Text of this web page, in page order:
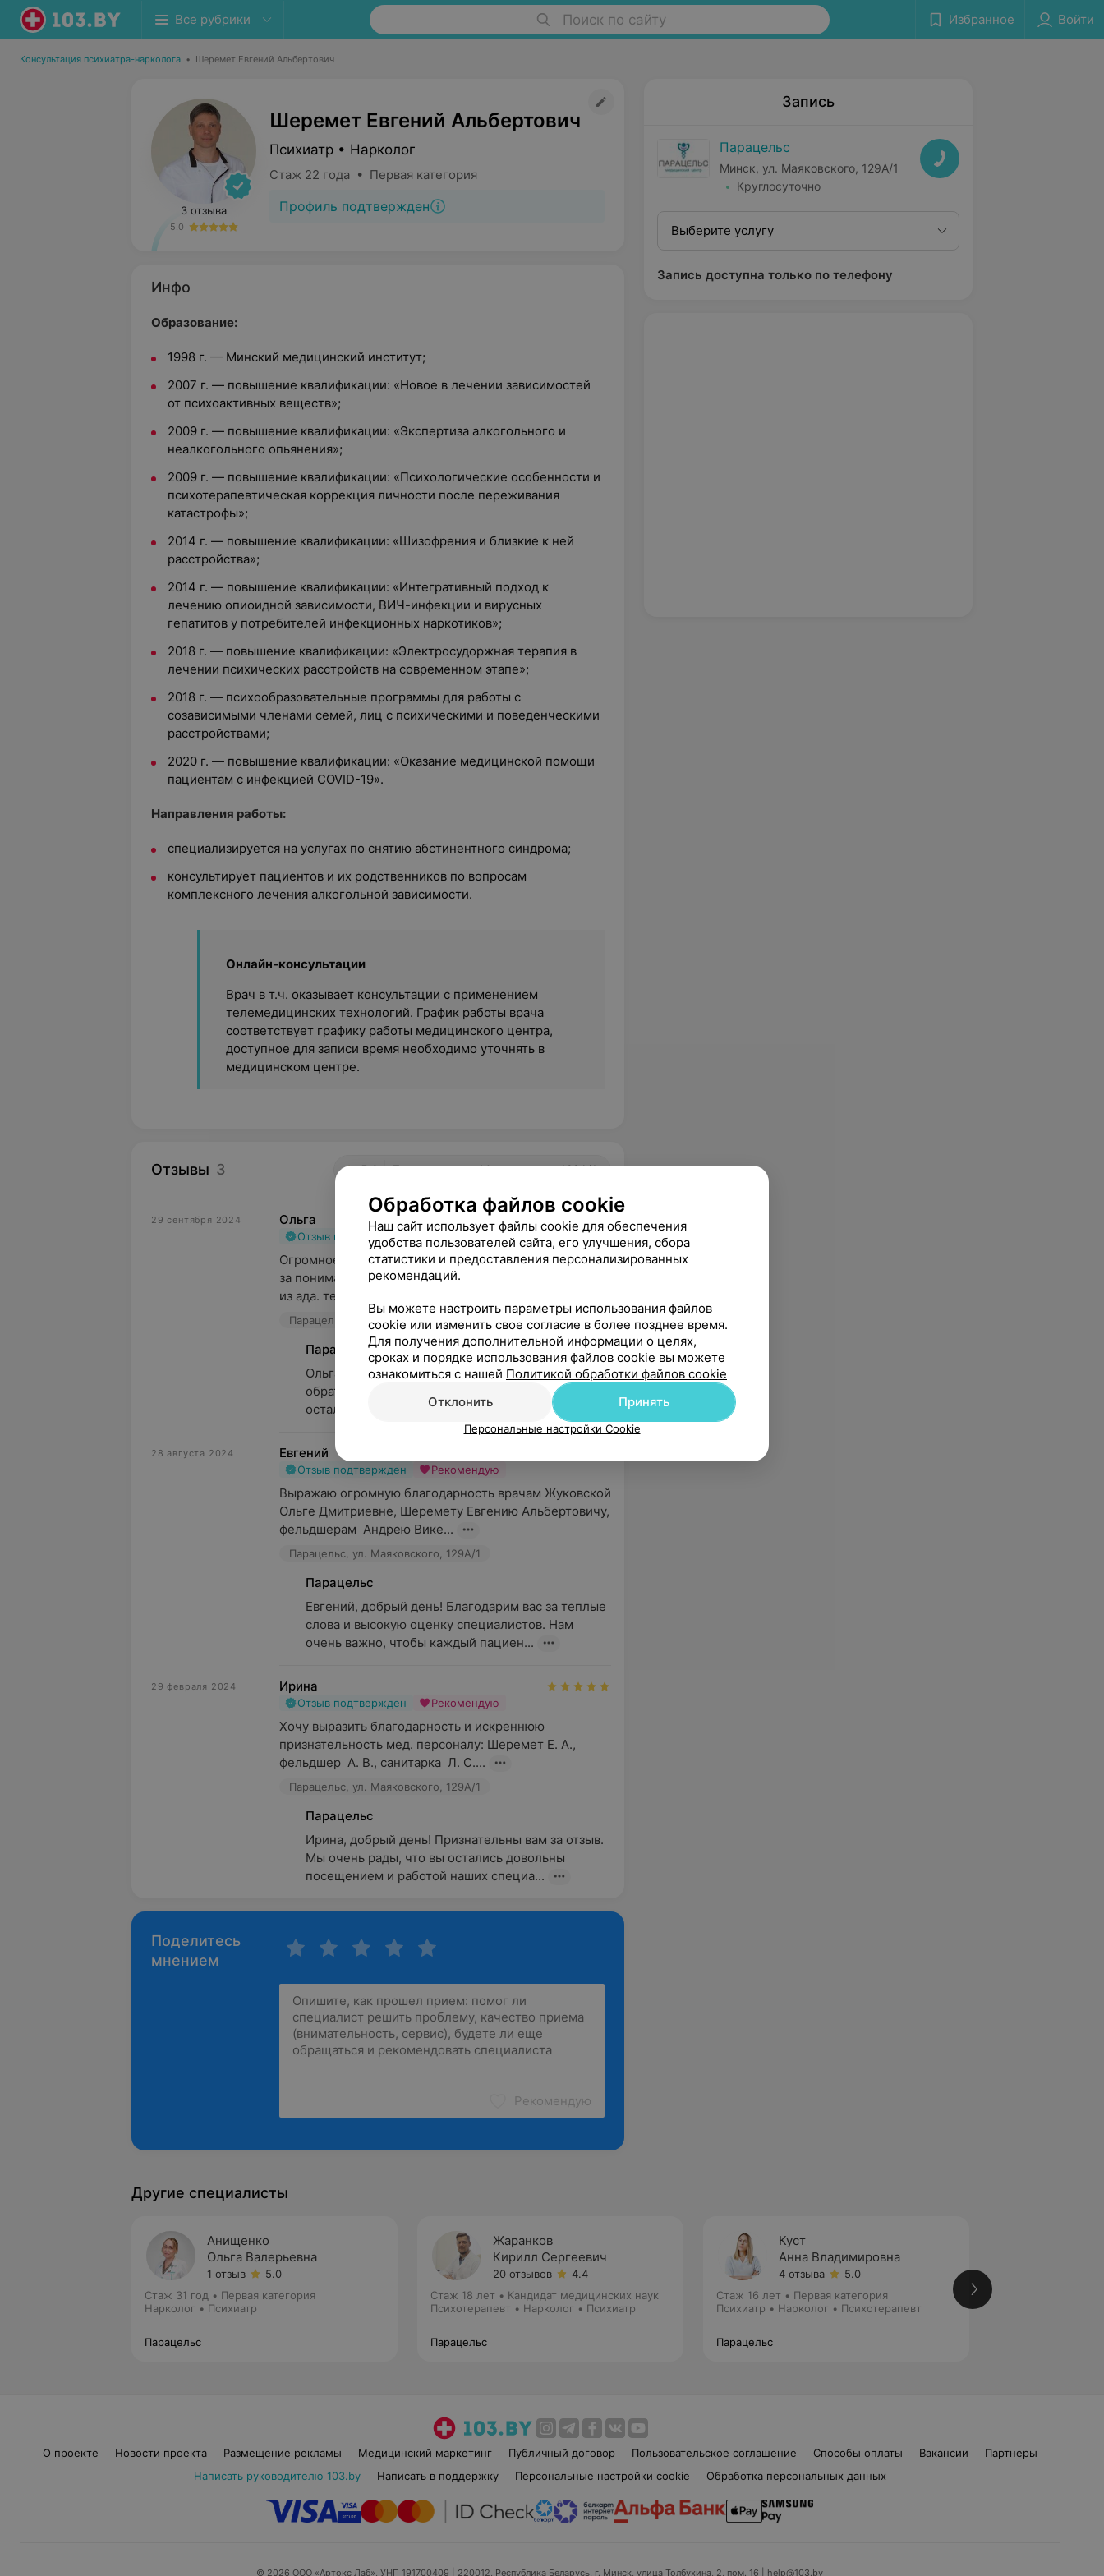
Все рубрики Поиск по сайту Избранное Войти
Консультация психиатра-нарколога • Шеремет Евгений Альбертович
3 отзыва
5.0
Шеремет Евгений Альбертович
Психиатр • Нарколог
Стаж 22 года • Первая категория
Профиль подтвержден
Инфо
Образование:
1998 г. — Минский медицинский институт;
2007 г. — повышение квалификации: «Новое в лечении зависимостей
от психоактивных веществ»;
2009 г. — повышение квалификации: «Экспертиза алкогольного и
неалкогольного опьянения»;
2009 г. — повышение квалификации: «Психологические особенности и
психотерапевтическая коррекция личности после переживания
катастрофы»;
2014 г. — повышение квалификации: «Шизофрения и близкие к ней
расстройства»;
2014 г. — повышение квалификации: «Интегративный подход к
лечению опиоидной зависимости, ВИЧ-инфекции и вирусных
гепатитов у потребителей инфекционных наркотиков»;
2018 г. — повышение квалификации: «Электросудоржная терапия в
лечении психических расстройств на современном этапе»;
2018 г. — психообразовательные программы для работы с
созависимыми членами семей, лиц с психическими и поведенческими
расстройствами;
2020 г. — повышение квалификации: «Оказание медицинской помощи
пациентам с инфекцией COVID-19».
Направления работы:
специализируется на услугах по снятию абстинентного синдрома;
консультирует пациентов и их родственников по вопросам
комплексного лечения алкогольной зависимости.
Онлайн-консультации
Врач в т.ч. оказывает консультации с применением
телемедицинских технологий. График работы врача
соответствует графику работы медицинского центра,
доступное для записи время необходимо уточнять в
медицинском центре.
Отзывы 3 5.0 Парацельс, ул. Маяковского, 129А/1
29 сентября 2024 Ольга
Отзыв подтвержден
Огромное спасибо Шеремету Евгению Альбертовичу
за понимание и помощь! Меня практически вытащили
из ада. теперь я живу!
Парацельс, ул. Маяковского, 129А/1
Парацельс
Ольга, добрый день! Большое спасибо за
обратную связь. Нам очень приятно, что вы
остались довольны профессионализмом и п...
28 августа 2024 Евгений
Отзыв подтвержден Рекомендую
Выражаю огромную благодарность врачам Жуковской
Ольге Дмитриевне, Шеремету Евгению Альбертовичу,
фельдшерам  Андрею Вике...
Парацельс, ул. Маяковского, 129А/1
Парацельс
Евгений, добрый день! Благодарим вас за теплые
слова и высокую оценку специалистов. Нам
очень важно, чтобы каждый пациен...
29 февраля 2024 Ирина
Отзыв подтвержден Рекомендую
Хочу выразить благодарность и искреннюю
признательность мед. персоналу: Шеремет Е. А.,
фельдшер  А. В., санитарка  Л. С....
Парацельс, ул. Маяковского, 129А/1
Парацельс
Ирина, добрый день! Признательны вам за отзыв.
Мы очень рады, что вы остались довольны
посещением и работой наших специа...
Поделитесь
мнением
Рекомендую
Запись
Парацельс
Минск, ул. Маяковского, 129А/1
Круглосуточно
Выберите услугу
Запись доступна только по телефону
Другие специалисты
Анищенко
Ольга Валерьевна
1 отзыв
5.0
Стаж 31 год • Первая категория
Нарколог • Психиатр
Парацельс
Жаранков
Кирилл Сергеевич
20 отзывов
4.4
Стаж 18 лет • Кандидат медицинских наук
Психотерапевт • Нарколог • Психиатр
Парацельс
Куст
Анна Владимировна
4 отзыва
5.0
Стаж 16 лет • Первая категория
Психиатр • Нарколог • Психотерапевт
Парацельс
О проекте Новости проекта Размещение рекламы Медицинский маркетинг Публичный договор Пользовательское соглашение Способы оплаты Вакансии
Партнеры
Написать руководителю 103.by
Написать в поддержку Персональные настройки cookie Обработка персональных данных
© 2026 ООО «Артокс Лаб», УНП 191700409 | 220012, Республика Беларусь, г. Минск, улица Толбухина, 2, пом. 16 | help@103.by
Обработка файлов cookie
Наш сайт использует файлы cookie для обеспечения
удобства пользователей сайта, его улучшения, сбора
статистики и предоставления персонализированных
рекомендаций.
Вы можете настроить параметры использования файлов
cookie или изменить свое согласие в более позднее время.
Для получения дополнительной информации о целях,
сроках и порядке использования файлов cookie вы можете
ознакомиться с нашей Политикой обработки файлов cookie
Отклонить
Принять
Персональные настройки Cookie